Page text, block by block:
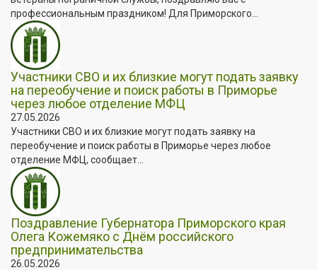
профессиональным праздником! Для Приморского...
Участники СВО и их близкие могут подать заявку
на переобучение и поиск работы в Приморье
через любое отделение МФЦ
27.05.2026
Участники СВО и их близкие могут подать заявку на
переобучение и поиск работы в Приморье через любое
отделение МФЦ, сообщает...
Поздравление Губернатора Приморского края
Олега Кожемяко с Днём российского
предпринимательства
26.05.2026